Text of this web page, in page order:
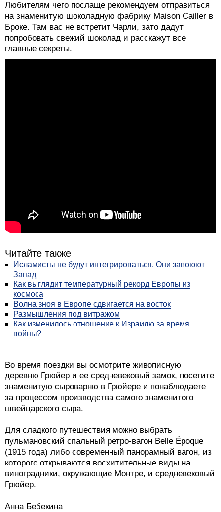
Любителям чего послаще рекомендуем отправиться
на знаменитую шоколадную фабрику Maison Cailler в
Броке. Там вас не встретит Чарли, зато дадут
попробовать свежий шоколад и расскажут все
главные секреты.
Читайте также
Исламисты не будут интегрироваться. Они завоюют
Запад
Как выглядит температурный рекорд Европы из
космоса
Волна зноя в Европе сдвигается на восток
Размышления под витражом
Как изменилось отношение к Израилю за время
войны?
Во время поездки вы осмотрите живописную
деревню Грюйер и ее средневековый замок, посетите
знаменитую сыроварню в Грюйере и понаблюдаете
за процессом производства самого знаменитого
швейцарского сыра.
Для сладкого путешествия можно выбрать
пульмановский спальный ретро-вагон Belle Époque
(1915 года) либо современный панорамный вагон, из
которого открываются восхитительные виды на
виноградники, окружающие Монтре, и средневековый
Грюйер.
Анна Бебекина